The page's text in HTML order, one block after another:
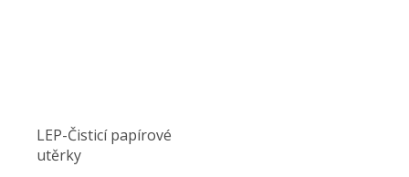
LEP-Čisticí papírové
utěrky